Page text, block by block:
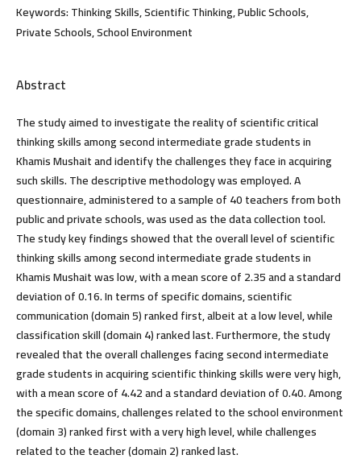
Keywords:Thinking Skills, Scientific Thinking, Public Schools,
Private Schools, School Environment
Abstract
The study aimed to investigate the reality of scientific critical
thinking skills among second intermediate grade students in
Khamis Mushait and identify the challenges they face in acquiring
such skills. The descriptive methodology was employed. A
questionnaire, administered to a sample of 40 teachers from both
public and private schools, was used as the data collection tool.
The study key findings showed that the overall level of scientific
thinking skills among second intermediate grade students in
Khamis Mushait was low, with a mean score of 2.35 and a standard
deviation of 0.16. In terms of specific domains, scientific
communication (domain 5) ranked first, albeit at a low level, while
classification skill (domain 4) ranked last. Furthermore, the study
revealed that the overall challenges facing second intermediate
grade students in acquiring scientific thinking skills were very high,
with a mean score of 4.42 and a standard deviation of 0.40. Among
the specific domains, challenges related to the school environment
(domain 3) ranked first with a very high level, while challenges
related to the teacher (domain 2) ranked last.